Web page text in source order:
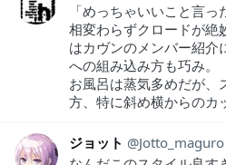
「めっちゃいいこと言っ
相変わらずクロードが絶
はカヴンのメンバー紹介
への組み込み方も巧み。
お風呂は蒸気多めだが、
方、特に斜め横からのカ
ジョット Jotto_maguro